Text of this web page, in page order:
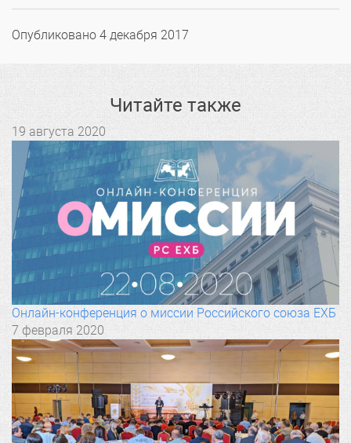
Опубликовано 4 декабря 2017
Читайте также
19 августа 2020
Онлайн-конференция о миссии Российского союза ЕХБ
7 февраля 2020